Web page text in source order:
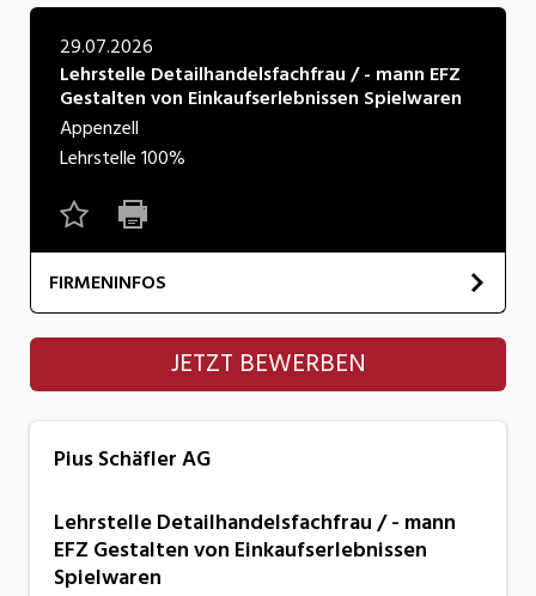
Natur
Verkehr/Logistik
Wirtschaft/Verwaltung
29.07.2026
Lehrstelle Detailhandelsfachfrau / - mann EFZ
Gestalten von Einkaufserlebnissen Spielwaren
Appenzell
Lehrstelle100%
FIRMENINFOS
Pius Schäfler AG
JETZT BEWERBEN
Pius Schäfler AG
Lehrstelle Detailhandelsfachfrau / - mann
EFZ Gestalten von Einkaufserlebnissen
Spielwaren